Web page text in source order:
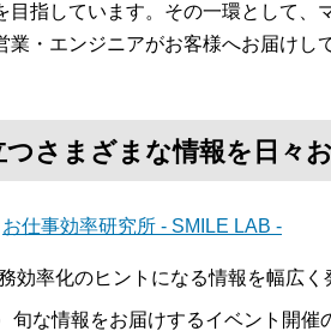
目指しています。その一環として、
業・エンジニアがお客様へお届けし
さまざまな情報を日々
お仕事効率研究所 - SMILE LAB -
効率化のヒントになる情報を幅広く
旬な情報をお届けするイベント開催